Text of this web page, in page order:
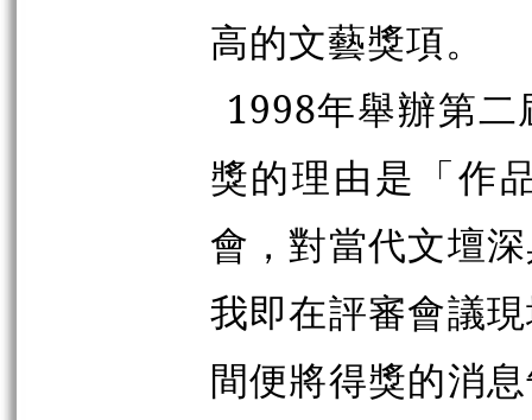
高的文藝獎項。
1998年舉辦第
獎的理由是「作
會，對當代文壇
我即在評審會議
間便將得獎的消